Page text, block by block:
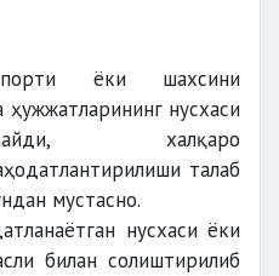
ёки шахсини
нусхаси
халқаро
талаб
мустасно.
нусхаси ёки
билан солиштирилиб